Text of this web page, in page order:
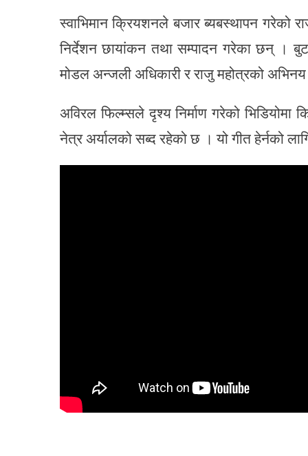
स्वाभिमान क्रियशनले बजार ब्यबस्थापन गरेको
निर्देशन छायांकन तथा सम्पादन गरेका छन् ।
मोडल अन्जली अधिकारी र राजु महोत्रको
अविरल फिल्म्सले दृश्य निर्माण गरेको
नेत्र अर्यालको सब्द रहेको छ । यो गीत हेर्नको